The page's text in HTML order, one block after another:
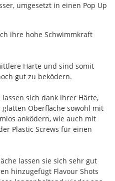
umgesetzt in einen Pop Up
ihre hohe Schwimmkraft
Härte und sind somit
gut zu beködern.
sich dank ihrer Härte,
Oberfläche sowohl mit
anködern, wie auch mit
Plastic Screws für einen
lassen sie sich sehr gut
hinzugefügt Flavour Shots